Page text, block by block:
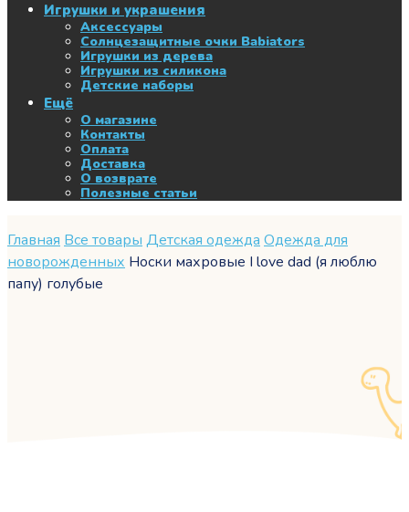
Игрушки и украшения
Аксессуары
Солнцезащитные очки Babiators
Игрушки из дерева
Игрушки из силикона
Детские наборы
Ещё
О магазине
Контакты
Оплата
Доставка
О возврате
Полезные статьи
Главная Все товары Детская одежда Одежда для
новорожденных Носки махровые I love dad (я люблю
папу) голубые